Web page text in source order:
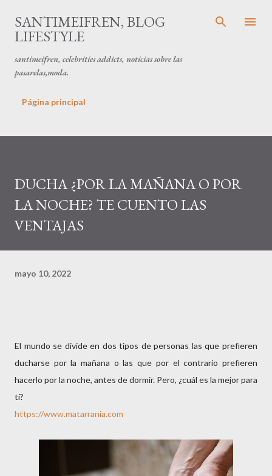
Ir al contenido principal
SANTIMEIFREN, BLOG
LIFESTYLE
santimeifren, celebrities addicts, noticias sobre las
pasarelas,moda.
Página principal
DUCHA ¿POR LA MAÑANA O POR
LA NOCHE? TE CUENTO LAS
VENTAJAS
mayo 10, 2022
El mundo se divide en dos tipos de personas las que prefieren
ducharse por la mañana o las que por el contrario prefieren
hacerlo por la noche, antes de dormir. Pero, ¿cuál es la mejor para
ti?
https://www.matarrania.com